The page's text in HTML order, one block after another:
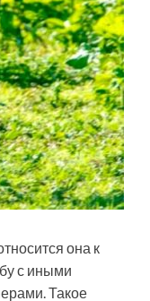
она к
с иными
Такое